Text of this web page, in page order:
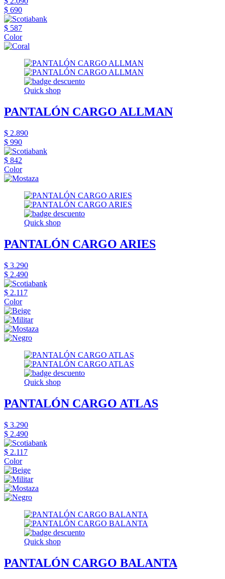
$ 690
$ 587
Color
Quick shop
PANTALÓN CARGO ALLMAN
$ 2.890
$ 990
$ 842
Color
Quick shop
PANTALÓN CARGO ARIES
$ 3.290
$ 2.490
$ 2.117
Color
Quick shop
PANTALÓN CARGO ATLAS
$ 3.290
$ 2.490
$ 2.117
Color
Quick shop
PANTALÓN CARGO BALANTA